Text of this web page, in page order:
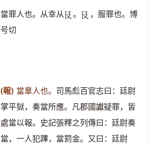
當罪人也。从幸从𠬝。 𠬝，服罪也。博
号切
(報) 當辠人也。 司馬彪百官志曰：廷尉
掌平獄，奏當所應。凡郡國讞疑罪，皆
處當以報。史記張釋之列傳曰：廷尉奏
當，一人犯蹕，當罰金。又曰：廷尉